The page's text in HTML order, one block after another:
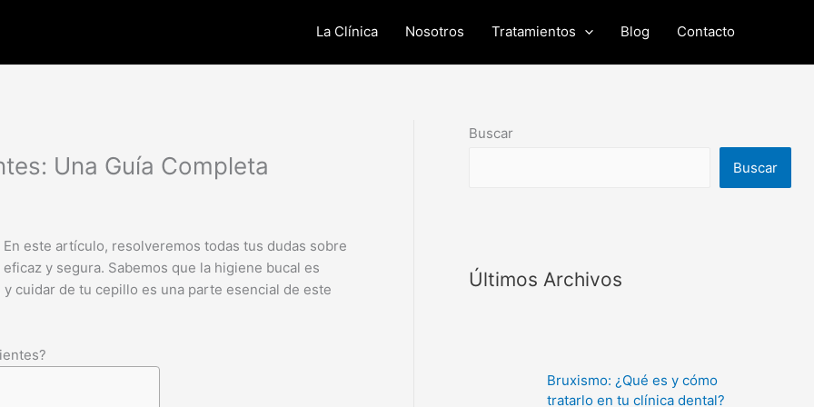
La Clínica Nosotros Tratamientos Blog Contacto
Una Guía Completa
este artículo, resolveremos todas tus dudas sobre
eficaz y segura. Sabemos que la higiene bucal es
cuidar de tu cepillo es una parte esencial de este
Buscar
Buscar
Últimos Archivos
Bruxismo: ¿Qué es y cómo
tratarlo en tu clínica dental?